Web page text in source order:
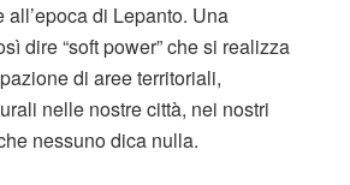
all’epoca di Lepanto. Una
dire “soft power” che si realizza
di aree territoriali,
nelle nostre città, nei nostri
nessuno dica nulla.